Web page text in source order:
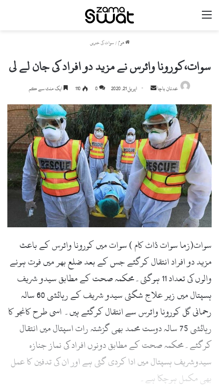
مینو
ھوم / سوات کی خبریں
سوات،کورونا وائرس نے مزید دو افراد کی جان لے لی
عدنان باچا
Send
email
اپریل 21, 2020 0
110 ایک منٹ سے کم
سوات(زما سوات ڈاٹ کام ) سوات میں کورونا وائرس کے باعث
مزید دو افراد انتقال کرگئے جس کے بعد ضلع بھر میں فوت ہونے
والوں کی تعداد 11 ہوگئی۔محکمہ صحت کے مطابق سیدو شریف
ہسپتال میں زیر علاج شگئی سیدو شریف کے رہائشی 60 سالہ
رحمانی گل کورونا وائرس سے انتقال کرگئے ہیں۔ اسی طرح کانجو کا
رہائشی 75 سالہ دوست محمد بھی گزشتہ رات اسپتال میں انتقال
کرگئے۔محکمہ صحت کے مطابق دونوں افراد کی نماز جنازہ
سیدوشریف ہسپتال میں ادا کردی گئی ہے اور ان کی تدفین کا عمل
بھی مکمل ہوچکا ہے۔